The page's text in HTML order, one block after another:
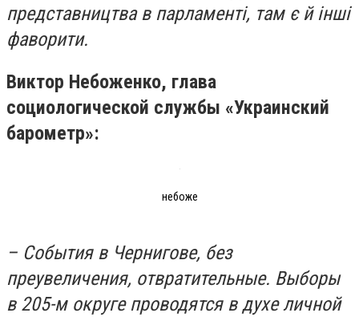
представництва в парламенті, там є й інші
фаворити.
Виктор Небоженко, глава
социологической службы «Украинский
барометр»:
небоже
– События в Чернигове, без
преувеличения, отвратительные. Выборы
в 205-м округе проводятся в духе личной